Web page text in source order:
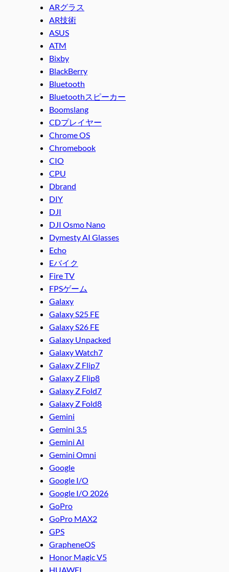
ARグラス
AR技術
ASUS
ATM
Bixby
BlackBerry
Bluetooth
Bluetoothスピーカー
Boomslang
CDプレイヤー
Chrome OS
Chromebook
CIO
CPU
Dbrand
DIY
DJI
DJI Osmo Nano
Dymesty AI Glasses
Echo
Eバイク
Fire TV
FPSゲーム
Galaxy
Galaxy S25 FE
Galaxy S26 FE
Galaxy Unpacked
Galaxy Watch7
Galaxy Z Flip7
Galaxy Z Flip8
Galaxy Z Fold7
Galaxy Z Fold8
Gemini
Gemini 3.5
Gemini AI
Gemini Omni
Google
Google I/O
Google I/O 2026
GoPro
GoPro MAX2
GPS
GrapheneOS
Honor Magic V5
HUAWEI